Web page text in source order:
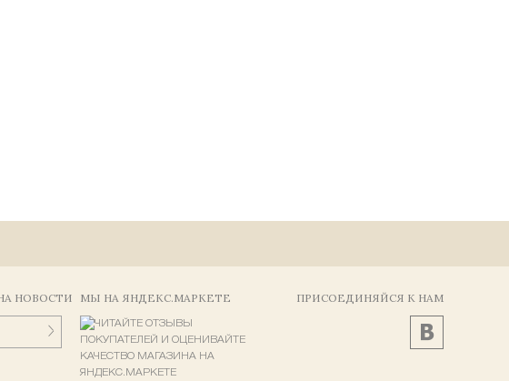
НОВОСТИ МЫ НА ЯНДЕКС.МАРКЕТЕ ПРИСОЕДИНЯЙСЯ К НАМ